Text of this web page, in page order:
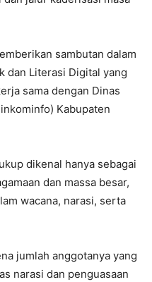
sambutan dalam
dan Literasi Digital yang
sama dengan Dinas
Kabupaten
dikenal hanya sebagai
dan massa besar,
wacana, narasi, serta
jumlah anggotanya yang
narasi dan penguasaan